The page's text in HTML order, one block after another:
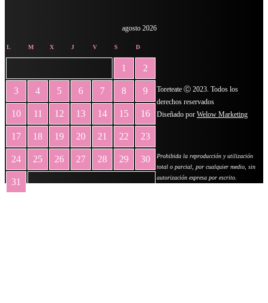
agosto 2026
L M X J V S D
1 2
3 4 5 6 7 8 9
10 11 12 13 14 15 16
17 18 19 20 21 22 23
24 25 26 27 28 29 30
31
Toreteate Ⓒ 2023. Todos los
derechos reservados
Diseñado por Welow Marketing
Prohibida la reproducción y utilización
total o parcial, por cualquier medio, sin
autorización expresa por escrito.